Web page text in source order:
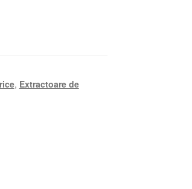
, Extractoare de